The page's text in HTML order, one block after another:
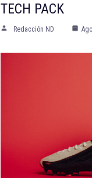
TECH PACK
Redacción ND